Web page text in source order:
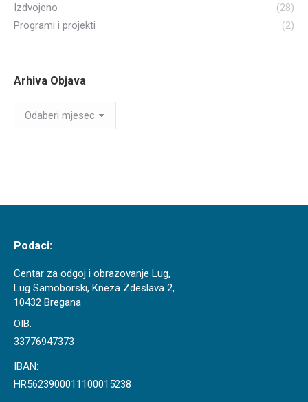
Izdvojeno
(28)
Programi i projekti
(2)
Arhiva Objava
Arhiva
Objava
Podaci:
Centar za odgoj i obrazovanje Lug,
Lug Samoborski, Kneza Zdeslava 2,
10432 Bregana
OIB:
33776947373
IBAN:
HR5623900011100015238